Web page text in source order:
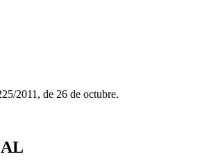
2011, de 26 de octubre.